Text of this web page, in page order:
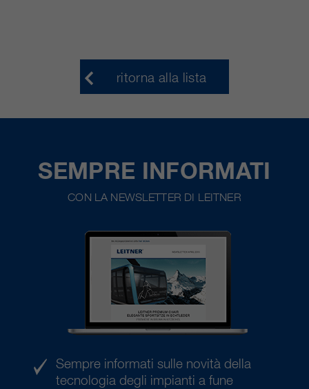
ritorna alla lista
SEMPRE INFORMATI
CON LA NEWSLETTER DI LEITNER
Sempre informati sulle novità della
tecnologia degli impianti a fune